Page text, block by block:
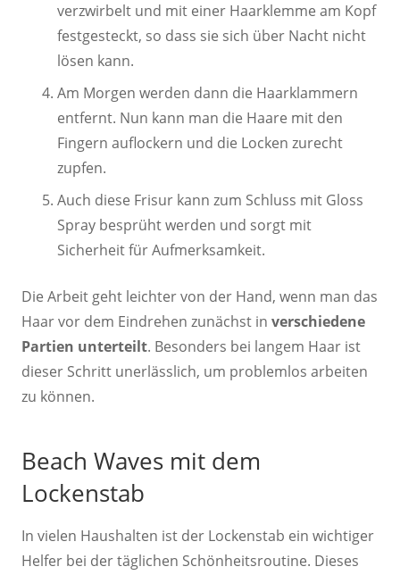
verzwirbelt und mit einer Haarklemme am Kopf
festgesteckt, so dass sie sich über Nacht nicht
lösen kann.
Am Morgen werden dann die Haarklammern
entfernt. Nun kann man die Haare mit den
Fingern auflockern und die Locken zurecht
zupfen.
Auch diese Frisur kann zum Schluss mit Gloss
Spray besprüht werden und sorgt mit
Sicherheit für Aufmerksamkeit.
Die Arbeit geht leichter von der Hand, wenn man das
Haar vor dem Eindrehen zunächst in verschiedene
Partien unterteilt. Besonders bei langem Haar ist
dieser Schritt unerlässlich, um problemlos arbeiten
zu können.
Beach Waves mit dem
Lockenstab
In vielen Haushalten ist der Lockenstab ein wichtiger
Helfer bei der täglichen Schönheitsroutine. Dieses